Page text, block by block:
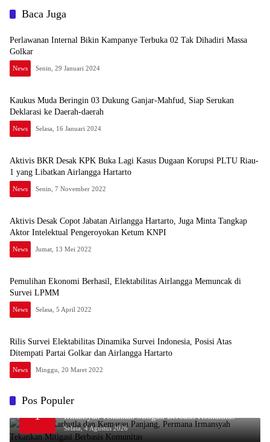
Baca Juga
Perlawanan Internal Bikin Kampanye Terbuka 02 Tak Dihadiri Massa
Golkar
News Senin, 29 Januari 2024
Kaukus Muda Beringin 03 Dukung Ganjar-Mahfud, Siap Serukan
Deklarasi ke Daerah-daerah
News Selasa, 16 Januari 2024
Aktivis BKR Desak KPK Buka Lagi Kasus Dugaan Korupsi PLTU Riau-
1 yang Libatkan Airlangga Hartarto
News Senin, 7 November 2022
Aktivis Desak Copot Jabatan Airlangga Hartarto, Juga Minta Tangkap
Aktor Intelektual Pengeroyokan Ketum KNPI
News Jumat, 13 Mei 2022
Pemulihan Ekonomi Berhasil, Elektabilitas Airlangga Memuncak di
Survei LPMM
News Selasa, 5 April 2022
Rilis Survei Elektabilitas Dinamika Survei Indonesia, Posisi Atas
Ditempati Partai Golkar dan Airlangga Hartarto
News Minggu, 20 Maret 2022
Pos Populer
1
Waspada Karhutla dan Kemarau Panjang, Permana
Irmansyah Tekankan Mitigasi Berbasis Komunitas
Selasa, 4 Agustus 2026